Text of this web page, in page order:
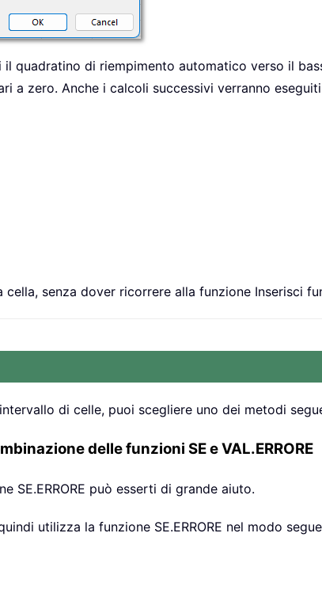
quadratino di riempimento automatico verso il
a zero. Anche i calcoli successivi verranno
senza dover ricorrere alla funzione Inserisci
di celle, puoi scegliere uno dei metodi
delle funzioni SE e VAL.ERRORE
SE.ERRORE può esserti di grande aiuto.
utilizza la funzione SE.ERRORE nel modo